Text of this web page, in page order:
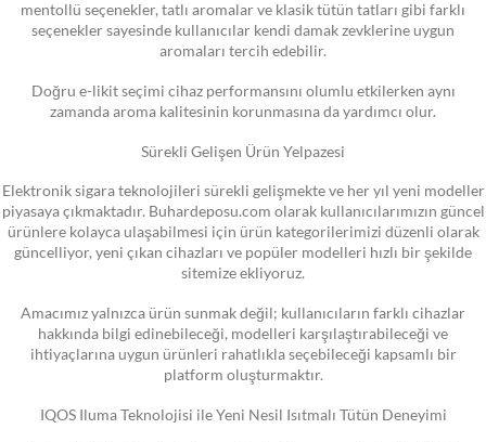
mentollü seçenekler, tatlı aromalar ve klasik tütün tatları gibi farklı
seçenekler sayesinde kullanıcılar kendi damak zevklerine uygun
aromaları tercih edebilir.
Doğru e-likit seçimi cihaz performansını olumlu etkilerken aynı
zamanda aroma kalitesinin korunmasına da yardımcı olur.
Sürekli Gelişen Ürün Yelpazesi
Elektronik sigara teknolojileri sürekli gelişmekte ve her yıl yeni modeller
piyasaya çıkmaktadır. Buhardeposu.com olarak kullanıcılarımızın güncel
ürünlere kolayca ulaşabilmesi için ürün kategorilerimizi düzenli olarak
güncelliyor, yeni çıkan cihazları ve popüler modelleri hızlı bir şekilde
sitemize ekliyoruz.
Amacımız yalnızca ürün sunmak değil; kullanıcıların farklı cihazlar
hakkında bilgi edinebileceği, modelleri karşılaştırabileceği ve
ihtiyaçlarına uygun ürünleri rahatlıkla seçebileceği kapsamlı bir
platform oluşturmaktır.
IQOS Iluma Teknolojisi ile Yeni Nesil Isıtmalı Tütün Deneyimi